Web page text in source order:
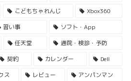
こどもちゃれんじ
Xbox360
習い事
ソフト・App
任天堂
通院・検診・予防
契約 カレンダー
Dell
ス レビュー
アンパンマン